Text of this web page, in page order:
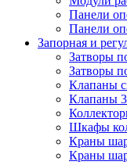
Панели
Панели
Запорная и
Затворы
Затворы
Клапаны
Клапаны
Шкафы
Краны
Краны